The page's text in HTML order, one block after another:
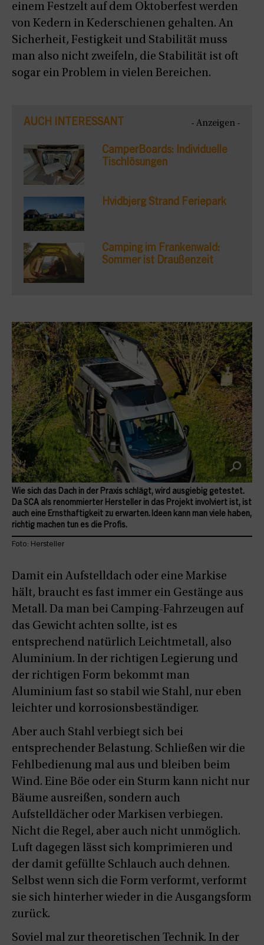
einem Festzelt auf dem Oktoberfest werden
von Kedern in Kederschienen gehalten. An
Sicherheit, Festigkeit und Stabilität muss
man also nicht zweifeln, die Stabilität ist oft
sogar ein Problem in vielen Bereichen.
AUCH INTERESSANT - Anzeigen -
CamperBoards: Individuelle
Tischlösungen
Hvidbjerg Strand Feriepark
Camping im Frankenwald:
Sommer ist Draußenzeit
Wie sich das Dach in der Praxis schlägt, wird ausgiebig getestet.
Da SCA als renommierter Hersteller in das Projekt involviert ist, ist
auch eine Ernsthaftigkeit zu erwarten. Ideen kann man viele haben,
richtig machen tun es die Profis.
Foto: Hersteller
Damit ein Aufstelldach oder eine Markise
hält, braucht es fast immer ein Gestänge aus
Metall. Da man bei Camping-Fahrzeugen auf
das Gewicht achten sollte, ist es
entsprechend natürlich Leichtmetall, also
Aluminium. In der richtigen Legierung und
der richtigen Form bekommt man
Aluminium fast so stabil wie Stahl, nur eben
leichter und korrosionsbeständiger.
Aber auch Stahl verbiegt sich bei
entsprechender Belastung. Schließen wir die
Fehlbedienung mal aus und bleiben beim
Wind. Eine Böe oder ein Sturm kann nicht nur
Bäume ausreißen, sondern auch
Aufstelldächer oder Markisen verbiegen.
Nicht die Regel, aber auch nicht unmöglich.
Luft dagegen lässt sich komprimieren und
der damit gefüllte Schlauch auch dehnen.
Selbst wenn sich die Form verformt, verformt
sie sich hinterher wieder in die Ausgangsform
zurück.
Soviel mal zur theoretischen Technik. In der